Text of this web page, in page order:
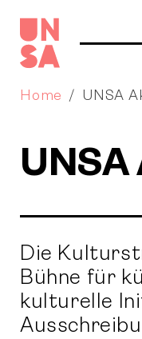
Home UNSA
Die
Bühne für
kulturelle